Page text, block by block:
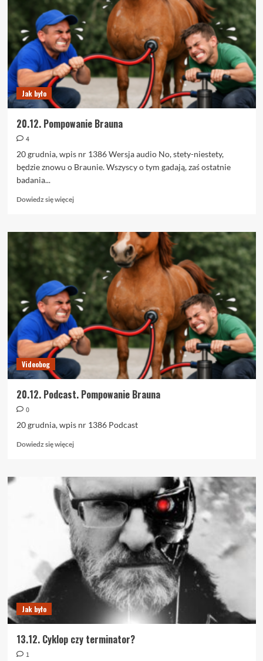
porzucona
na
trzy
sposoby
Jak było
20.12. Pompowanie Brauna
4
20 grudnia, wpis nr 1386 Wersja audio No, stety-niestety,
będzie znowu o Braunie. Wszyscy o tym gadają, zaś ostatnie
badania...
Dowiedz się więcejDowiedz
o
Pompowanie
Brauna
Videobog
20.12. Podcast. Pompowanie Brauna
0
20 grudnia, wpis nr 1386 Podcast
Dowiedz się więcejDowiedz
o
Podcast.
Pompowanie
Brauna
Jak było
13.12. Cyklop czy terminator?
1